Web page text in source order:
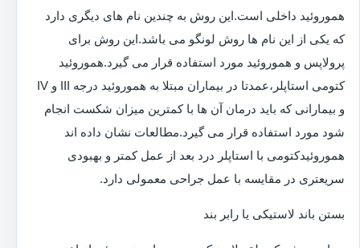
هموروئید داخلی است.این روش به چندین نام های دیگری دارد
که یکی از این نام ها روش لونگو می باشد.این روش برای
پرولاپس و هموروئید مورد استفاده قرار می گیرد.هموروئید
کتومی استاپلر،عمدتا در بیماران مبتلا به هموروئید درجه III و IV
و بیمارانی که باید درمان آن ها با کمترین میزان شکست انجام
شود مورد استفاده قرار می گیرد.مطالعات نشان داده اند
هموروئیدکتومی با استاپلر درد بعد از عمل کمتر و بهبودی
سریعتری در مقایسه با عمل جراحی معمولی دارد.
بستن باند لاستیکی یا رابر بند